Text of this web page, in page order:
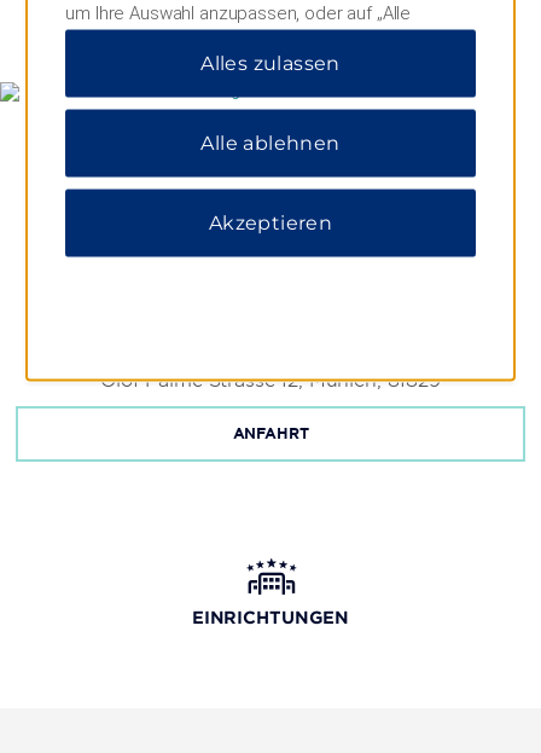
KARTE & ANFAHRT
Olof Palme Strasse 12, Munich, 81829
ANFAHRT
EINRICHTUNGEN
um Ihre Auswahl anzupassen, oder auf „Alle
ablehnen“, um nur wichtige Cookies zuzulassen.
Weitere Informationen finden Sie in unserer
Alles zulassen
Alle ablehnen
Akzeptieren